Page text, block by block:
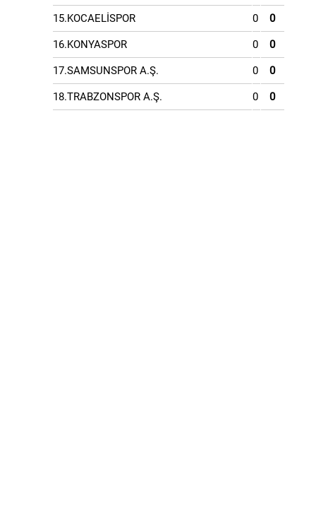
15.KOCAELİSPOR 0 0
16.KONYASPOR 0 0
17.SAMSUNSPOR A.Ş. 0 0
18.TRABZONSPOR A.Ş. 0 0